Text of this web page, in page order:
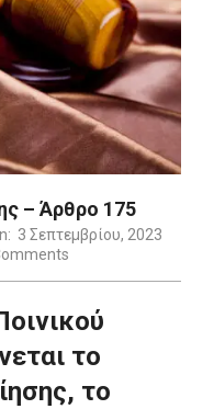
– Άρθρο 175
3 Σεπτεμβρίου, 2023
το
το